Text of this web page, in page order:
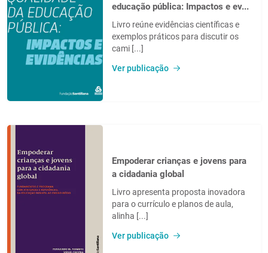
educação pública: Impactos e ev...
Livro reúne evidências científicas e
exemplos práticos para discutir os
cami [...]
Ver publicação
Empoderar crianças e jovens para
a cidadania global
Livro apresenta proposta inovadora
para o currículo e planos de aula,
alinha [...]
Ver publicação